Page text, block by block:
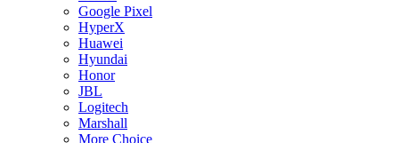
Google Pixel
HyperX
Huawei
Hyundai
Honor
JBL
Logitech
Marshall
More Choice